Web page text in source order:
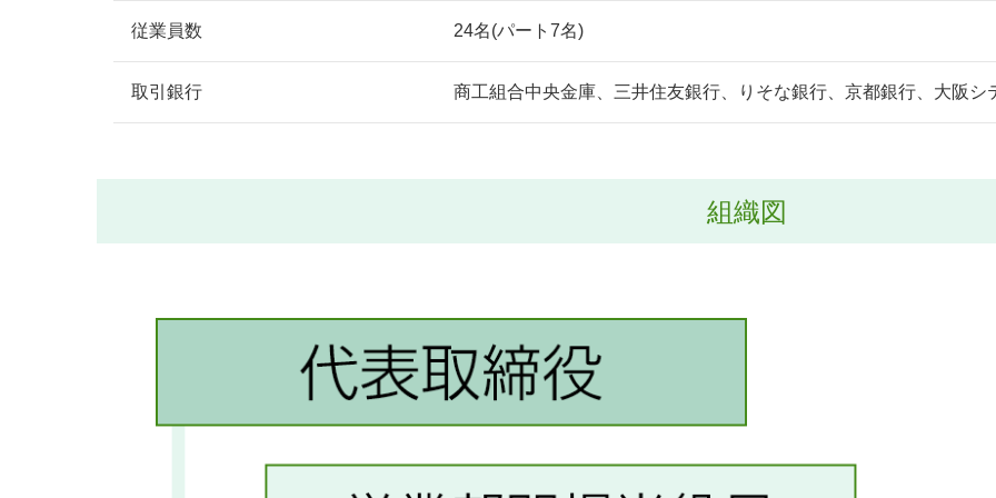
従業員数 24名(パート7名)
取引銀行 商工組合中央金庫、三井住友銀行、りそな銀行、京都銀行、大阪シ
組織図